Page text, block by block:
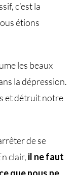
c’est la
étions
les beaux
la dépression.
et détruit notre
de se
clair, il ne faut